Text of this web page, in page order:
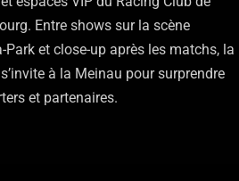
Entre shows sur la scène
Park et close-up après les matchs, la
à la Meinau pour surprendre
et partenaires.